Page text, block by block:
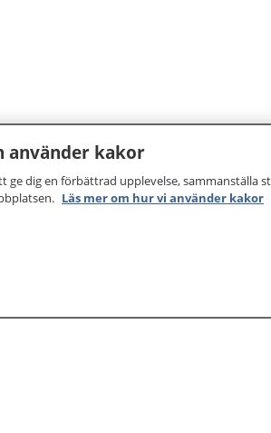
använder kakor
ge dig en förbättrad upplevelse, sammanställa
Läs mer om hur vi använder kakor